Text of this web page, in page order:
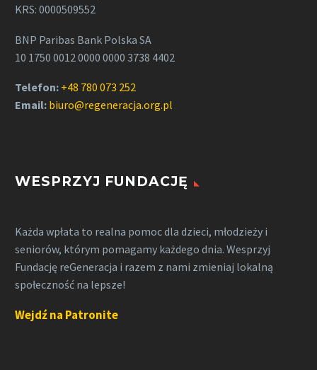
KRS: 0000509552
BNP Paribas Bank Polska SA
10 1750 0012 0000 0000 3738 4402
Telefon: +48 780 073 252
Email: biuro@regeneracja.org.pl
WESPRZYJ FUNDACJĘ
Każda wpłata to realna pomoc dla dzieci, młodzieży i
seniorów, którym pomagamy każdego dnia. Wesprzyj
Fundację reGeneracja i razem z nami zmieniaj lokalną
społeczność na lepsze!
Wejdź na Patronite